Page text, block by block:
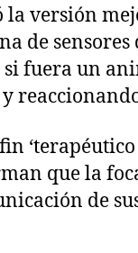
versión
de
fuera un
que la
de